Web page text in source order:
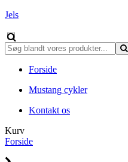
Jels
Forside
Mustang cykler
Kontakt os
Kurv
Forside